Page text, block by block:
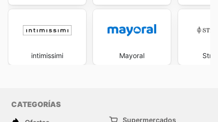
intimissimi Mayoral
CATEGORÍAS
Supermercados